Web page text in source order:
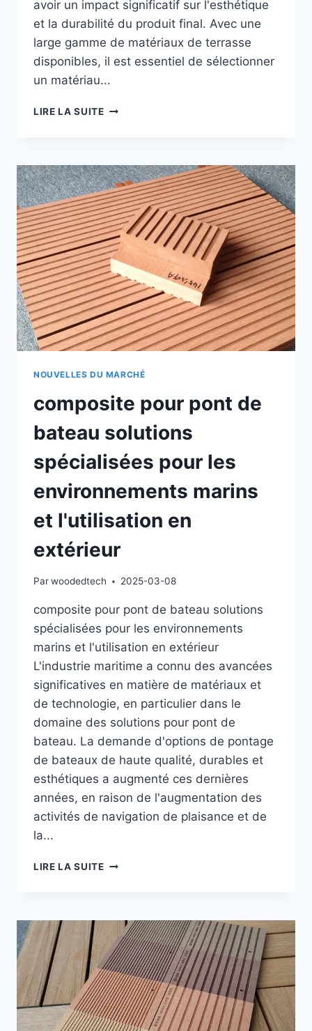
avoir un impact significatif sur l'esthétique
et la durabilité du produit final. Avec une
large gamme de matériaux de terrasse
disponibles, il est essentiel de sélectionner
un matériau...
LIRE LA SUITEMEILLEUR
TERRASSE
MATÉRIAUX
DE
HAUTE
PERFORMANCE
POUR
APPLICATIONS
EXTÉRIEURES
NOUVELLES DU MARCHÉ
composite pour pont de
bateau solutions
spécialisées pour les
environnements marins
et l'utilisation en
extérieur
Parwoodedtech 2025-03-08
composite pour pont de bateau solutions
spécialisées pour les environnements
marins et l'utilisation en extérieur
L'industrie maritime a connu des avancées
significatives en matière de matériaux et
de technologie, en particulier dans le
domaine des solutions pour pont de
bateau. La demande d'options de pontage
de bateaux de haute qualité, durables et
esthétiques a augmenté ces dernières
années, en raison de l'augmentation des
activités de navigation de plaisance et de
la...
LIRE LA SUITECOMPOSITE
BATEAU
SOLUTIONS
SPÉCIALISÉES
POUR
LES
ENVIRONNEMENTS
MARINS
ET